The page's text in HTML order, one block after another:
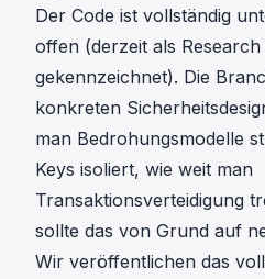
Der Code ist vollständig
offen (derzeit als
gekennzeichnet). Die
konkreten
man Bedrohungsmodelle
Keys isoliert, wie weit man
Transaktionsverteidigung
sollte das von Grund auf
Wir veröffentlichen das